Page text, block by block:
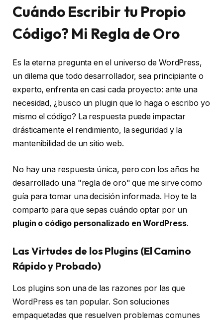
Cuándo Escribir tu Propio
Código? Mi Regla de Oro
Es la eterna pregunta en el universo de WordPress,
un dilema que todo desarrollador, sea principiante o
experto, enfrenta en casi cada proyecto: ante una
necesidad, ¿busco un plugin que lo haga o escribo yo
mismo el código? La respuesta puede impactar
drásticamente el rendimiento, la seguridad y la
mantenibilidad de un sitio web.
No hay una respuesta única, pero con los años he
desarrollado una "regla de oro" que me sirve como
guía para tomar una decisión informada. Hoy te la
comparto para que sepas cuándo optar por un
plugin o código personalizado en WordPress.
Las Virtudes de los Plugins (El Camino
Rápido y Probado)
Los plugins son una de las razones por las que
WordPress es tan popular. Son soluciones
empaquetadas que resuelven problemas comunes